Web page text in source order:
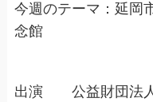
今週のテーマ：延
念館
出演 公益財団法